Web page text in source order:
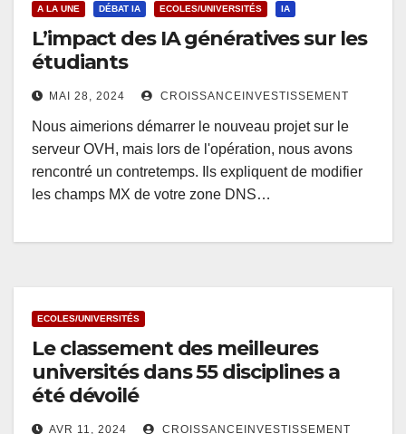
A LA UNE DÉBAT IA ECOLES/UNIVERSITÉS IA
L’impact des IA génératives sur les
étudiants
MAI 28, 2024 CROISSANCEINVESTISSEMENT
Nous aimerions démarrer le nouveau projet sur le
serveur OVH, mais lors de l'opération, nous avons
rencontré un contretemps. Ils expliquent de modifier
les champs MX de votre zone DNS…
ECOLES/UNIVERSITÉS
Le classement des meilleures
universités dans 55 disciplines a
été dévoilé
AVR 11, 2024 CROISSANCEINVESTISSEMENT